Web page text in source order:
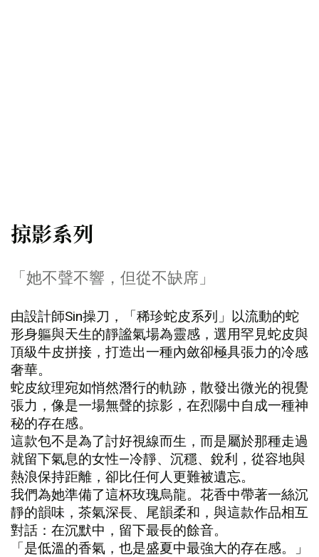
掠影系列
「她不聲不響，但從不缺席」
由設計師Sin操刀，「稀珍蛇皮系列」以流動的蛇
形身軀與天生的靜謐氣場為靈感，選用罕見蛇皮與
頂級牛皮拼接，打造出一種內斂卻極具張力的冷感
奢華。
蛇皮紋理宛如悄然潛行的軌跡，散發出微光的視覺
張力，像是一場無聲的掠影，在烈陽中自成一種神
秘的存在感。
這款包不是為了討好視線而生，而是屬於那種走過
就留下氣息的女性—冷靜、沉穩、銳利，從容地與
熱浪保持距離，卻比任何人更難被遺忘。
我們為她準備了這杯玫瑰烏龍。花香中帶著一絲沉
靜的韻味，茶氣深長、尾韻柔和，與這款作品相互
對話：在沉默中，留下最長的餘音。
「是低溫的香氣，也是盛夏中最強大的存在感。」